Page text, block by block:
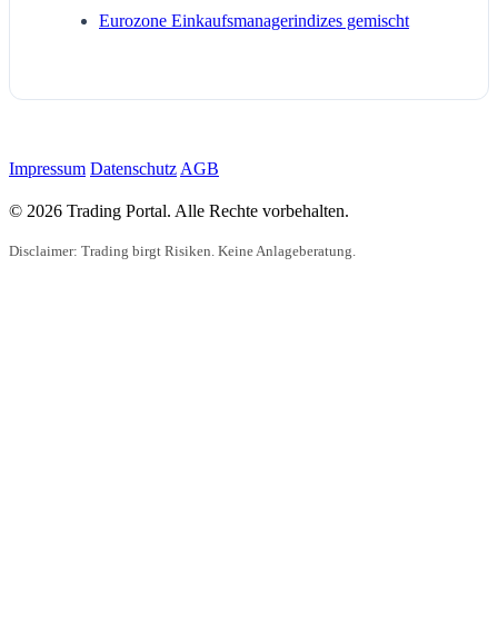
Eurozone Einkaufsmanagerindizes gemischt
Impressum Datenschutz AGB
© 2026 Trading Portal. Alle Rechte vorbehalten.
Disclaimer: Trading birgt Risiken. Keine Anlageberatung.